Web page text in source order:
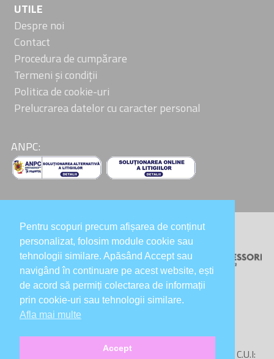
UTILE
Despre noi
Contact
Procedura de cumpărare
Termeni și condiții
Politica de cookie-uri
Prelucrarea datelor cu caracter personal
ANPC:
Colaboratori:
Copyright © 2020-2026InsideOutMontessori SRL , C.U.I:
Pentru scopuri precum afișarea de conținut
personalizat, folosim module cookie sau
tehnologii similare. Apăsând Accept sau
navigând în continuare pe acest website, ești
de acord să permiți colectarea de informații
prin cookie-uri sau tehnologii similare.
Afla mai multe
Accept